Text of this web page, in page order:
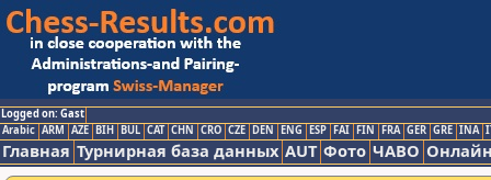
Logged on: Gast
Arabic ARM AZE BIH BUL CAT CHN CRO CZE DEN ENG ESP FAI FIN FRA GER GRE INA
Главная Турнирная база данных AUT Фото ЧАВО